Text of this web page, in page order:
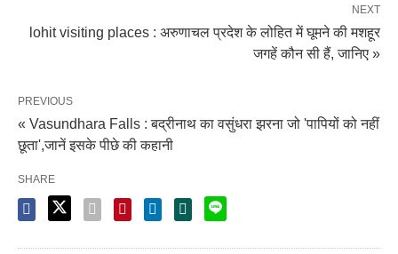
NEXT
lohit visiting places : अरुणाचल प्रदेश के लोहित में घूमने की मशहूर
जगहें कौन सी हैं, जानिए »
PREVIOUS
« Vasundhara Falls : बद्रीनाथ का वसुंधरा झरना जो 'पापियों को नहीं
छूता',जानें इसके पीछे की कहानी
SHARE